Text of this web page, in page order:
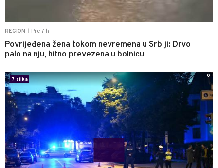
REGION Pre 7 h
Povrijeđena žena tokom nevremena u Srbiji: Drvo
palo na nju, hitno prevezena u bolnicu
7 slika
0